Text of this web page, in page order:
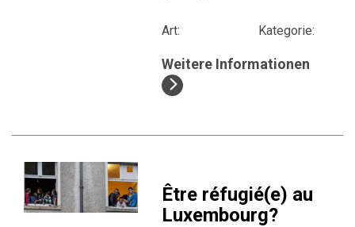
Art: Kategorie:
Weitere Informationen
Être réfugié(e) au
Luxembourg?